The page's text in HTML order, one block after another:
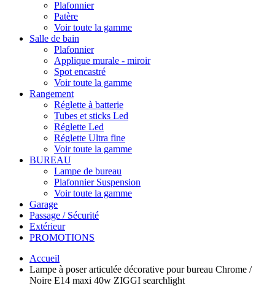
Plafonnier
Patère
Voir toute la gamme
Salle de bain
Plafonnier
Applique murale - miroir
Spot encastré
Voir toute la gamme
Rangement
Réglette à batterie
Tubes et sticks Led
Réglette Led
Réglette Ultra fine
Voir toute la gamme
BUREAU
Lampe de bureau
Plafonnier Suspension
Voir toute la gamme
Garage
Passage / Sécurité
Extérieur
PROMOTIONS
Accueil
Lampe à poser articulée décorative pour bureau Chrome /
Noire E14 maxi 40w ZIGGI searchlight